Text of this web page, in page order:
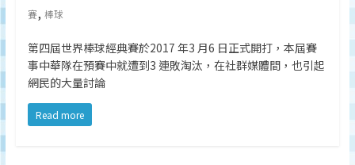
賽, 棒球
第四屆世界棒球經典賽於2017 年3 月6 日正式開打，本屆賽
事中華隊在預賽中就遭到3 連敗淘汰，在社群媒體間，也引起
網民的大量討論
Read more